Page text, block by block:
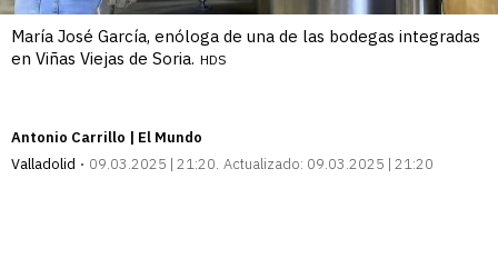
María José García, enóloga de una de las bodegas integradas
en Viñas Viejas de Soria. HDS
Antonio Carrillo | El Mundo
Valladolid
09.03.2025 | 21:20 Actualizado: 09.03.2025 | 21:20